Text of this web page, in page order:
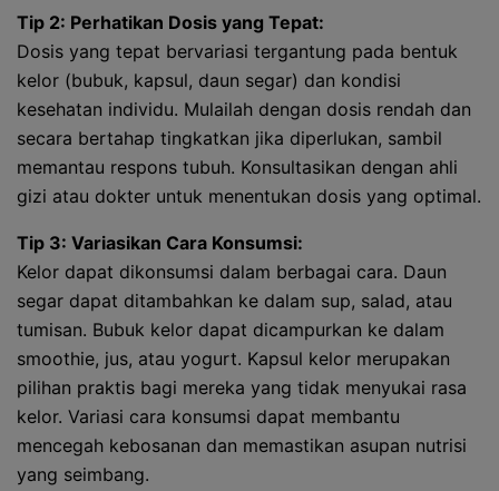
Tip 2: Perhatikan Dosis yang Tepat:
Dosis yang tepat bervariasi tergantung pada bentuk
kelor (bubuk, kapsul, daun segar) dan kondisi
kesehatan individu. Mulailah dengan dosis rendah dan
secara bertahap tingkatkan jika diperlukan, sambil
memantau respons tubuh. Konsultasikan dengan ahli
gizi atau dokter untuk menentukan dosis yang optimal.
Tip 3: Variasikan Cara Konsumsi:
Kelor dapat dikonsumsi dalam berbagai cara. Daun
segar dapat ditambahkan ke dalam sup, salad, atau
tumisan. Bubuk kelor dapat dicampurkan ke dalam
smoothie, jus, atau yogurt. Kapsul kelor merupakan
pilihan praktis bagi mereka yang tidak menyukai rasa
kelor. Variasi cara konsumsi dapat membantu
mencegah kebosanan dan memastikan asupan nutrisi
yang seimbang.